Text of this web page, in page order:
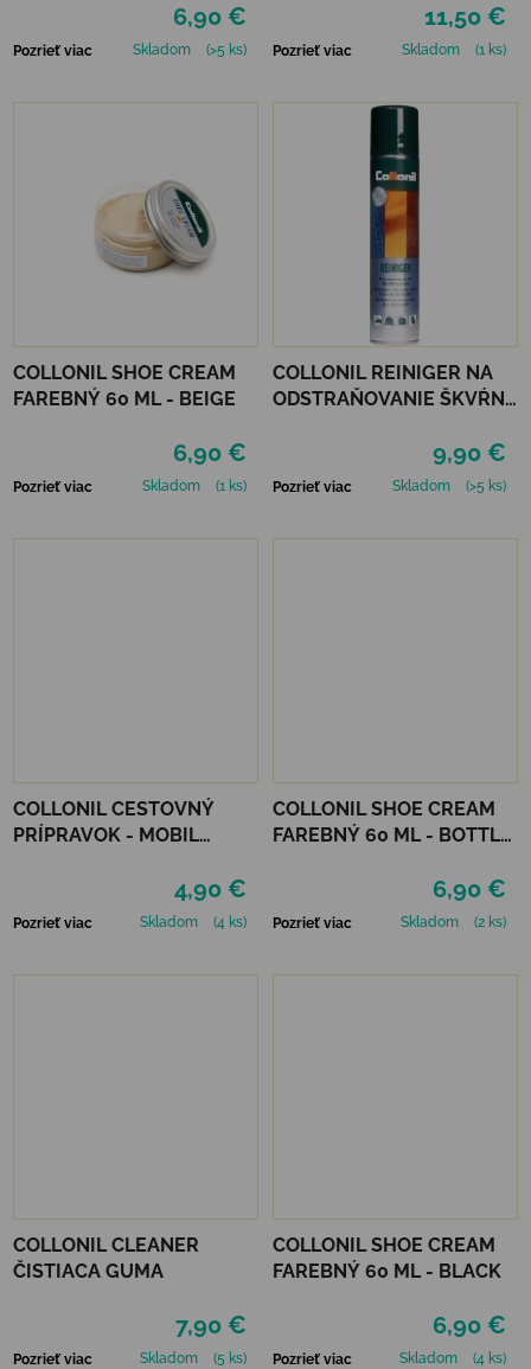
6,90 €
Pozrieť viac Skladom (>5 ks)
11,50 €
Pozrieť viac Skladom (1 ks)
COLLONIL SHOE CREAM
FAREBNÝ 60 ML - BEIGE
6,90 €
Pozrieť viac Skladom (1 ks)
COLLONIL REINIGER NA
ODSTRAŇOVANIE ŠKVŔN
9,90 €
Pozrieť viac Skladom (>5 ks)
COLLONIL CESTOVNÝ
PRÍPRAVOK - MOBIL
4,90 €
Pozrieť viac Skladom (4 ks)
COLLONIL SHOE CREAM
FAREBNÝ 60 ML - BOTTLE
6,90 €
Pozrieť viac Skladom (2 ks)
COLLONIL CLEANER
ČISTIACA GUMA
7,90 €
Pozrieť viac Skladom (5 ks)
COLLONIL SHOE CREAM
FAREBNÝ 60 ML - BLACK
6,90 €
Pozrieť viac Skladom (4 ks)